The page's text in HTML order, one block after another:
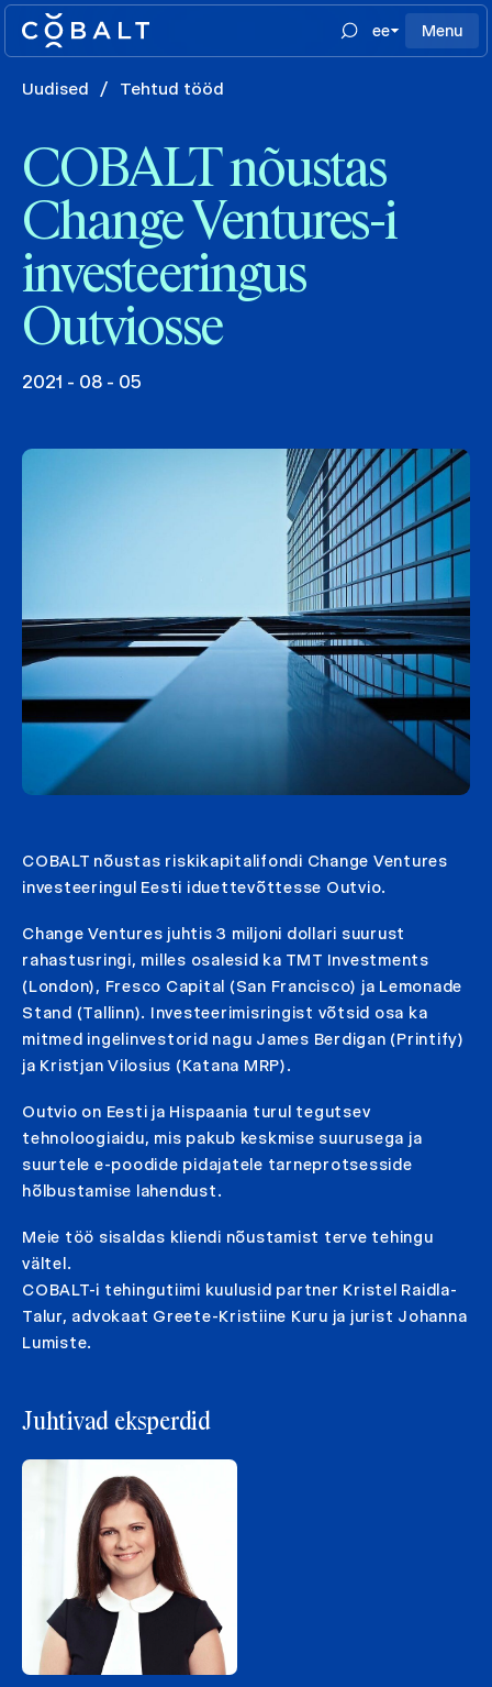
ee Menu
Uudised / Tehtud tööd
COBALT nõustas
Change Ventures-i
investeeringus
Outviosse
2021 - 08 - 05
COBALT nõustas riskikapitalifondi Change Ventures
investeeringul Eesti iduettevõttesse Outvio.
Change Ventures juhtis 3 miljoni dollari suurust
rahastusringi, milles osalesid ka TMT Investments
(London), Fresco Capital (San Francisco) ja Lemonade
Stand (Tallinn). Investeerimisringist võtsid osa ka
mitmed ingelinvestorid nagu James Berdigan (Printify)
ja Kristjan Vilosius (Katana MRP).
Outvio on Eesti ja Hispaania turul tegutsev
tehnoloogiaidu, mis pakub keskmise suurusega ja
suurtele e-poodide pidajatele tarneprotsesside
hõlbustamise lahendust.
Meie töö sisaldas kliendi nõustamist terve tehingu
vältel.
COBALT-i tehingutiimi kuulusid partner Kristel Raidla-
Talur, advokaat Greete-Kristiine Kuru ja jurist Johanna
Lumiste.
Juhtivad eksperdid